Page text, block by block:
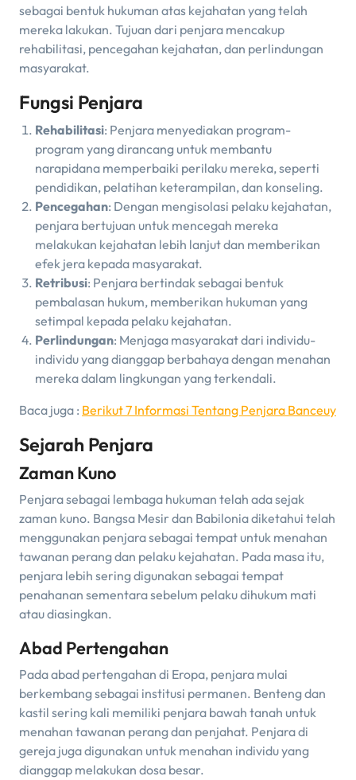
sebagai bentuk hukuman atas kejahatan yang telah
mereka lakukan. Tujuan dari penjara mencakup
rehabilitasi, pencegahan kejahatan, dan perlindungan
masyarakat.
Fungsi Penjara
Rehabilitasi: Penjara menyediakan program-
program yang dirancang untuk membantu
narapidana memperbaiki perilaku mereka, seperti
pendidikan, pelatihan keterampilan, dan konseling.
Pencegahan: Dengan mengisolasi pelaku kejahatan,
penjara bertujuan untuk mencegah mereka
melakukan kejahatan lebih lanjut dan memberikan
efek jera kepada masyarakat.
Retribusi: Penjara bertindak sebagai bentuk
pembalasan hukum, memberikan hukuman yang
setimpal kepada pelaku kejahatan.
Perlindungan: Menjaga masyarakat dari individu-
individu yang dianggap berbahaya dengan menahan
mereka dalam lingkungan yang terkendali.
Baca juga : Berikut 7 Informasi Tentang Penjara Banceuy
Sejarah Penjara
Zaman Kuno
Penjara sebagai lembaga hukuman telah ada sejak
zaman kuno. Bangsa Mesir dan Babilonia diketahui telah
menggunakan penjara sebagai tempat untuk menahan
tawanan perang dan pelaku kejahatan. Pada masa itu,
penjara lebih sering digunakan sebagai tempat
penahanan sementara sebelum pelaku dihukum mati
atau diasingkan.
Abad Pertengahan
Pada abad pertengahan di Eropa, penjara mulai
berkembang sebagai institusi permanen. Benteng dan
kastil sering kali memiliki penjara bawah tanah untuk
menahan tawanan perang dan penjahat. Penjara di
gereja juga digunakan untuk menahan individu yang
dianggap melakukan dosa besar.